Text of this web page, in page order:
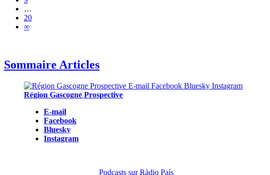
…
20
∞
Sommaire Articles
Région Gascogne Prospective
E-mail
Facebook
Bluesky
Instagram
Podcasts sur Ràdio País